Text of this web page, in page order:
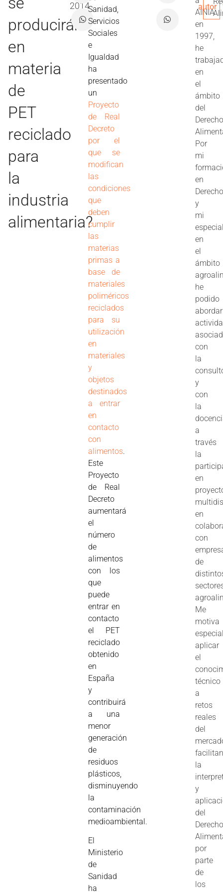
producirán
en
materia
de
PET
reciclado
para
la
industria
alimentaria?
2014Sanidad,
Servicios
Sociales
e
Igualdad
ha
presentado
un
Proyecto
de Real
Decreto
por el
que se
modifican
las
condiciones
que
deben
cumplir
las
materias
primas a
base de
materiales
poliméricos
reciclados
para su
utilización
en
materiales
y
objetos
destinados
a entrar
en
contacto
con
alimentos.
Este
Proyecto
de Real
Decreto
aumentará
el
número
de
alimentos
con los
que
puede
entrar en
contacto
el PET
reciclado
obtenido
en
España
y
contribuirá
a una
menor
generación
de
residuos
plásticos,
disminuyendo
la
contaminación
medioambiental.
El
Ministerio
de
Sanidad
ha
AINIA
en
1997,
he
en
el
ámbito
del
Por
mi
en
y
mi
en
el
ámbito
he
podido
abordar
con
la
y
con
la
a
través
la
en
en
con
de
Me
motiva
aplicar
el
técnico
a
retos
reales
del
la
y
del
por
parte
de
los
autor